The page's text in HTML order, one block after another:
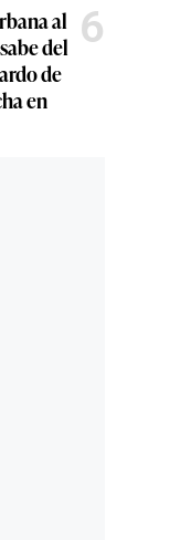
al
del
de
en
6